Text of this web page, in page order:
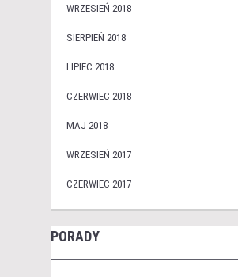
WRZESIEŃ 2018
SIERPIEŃ 2018
LIPIEC 2018
CZERWIEC 2018
MAJ 2018
WRZESIEŃ 2017
CZERWIEC 2017
PORADY